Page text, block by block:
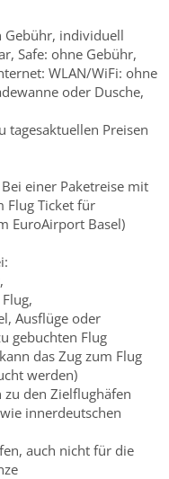
Gebühr, individuell
Safe: ohne Gebühr,
WLAN/WiFi: ohne
oder Dusche,
tagesaktuellen Preisen
Bei einer Paketreise mit
Flug Ticket für
EuroAirport Basel)
Ausflüge oder
gebuchten Flug
das Zug zum Flug
werden)
zu den Zielflughäfen
innerdeutschen
auch nicht für die